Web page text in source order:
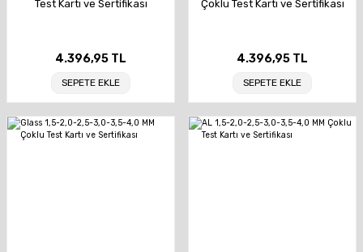
Test Kartı ve Sertifikası
4.396,95 TL
SEPETE EKLE
Çoklu Test Kartı ve Sertifikası
4.396,95 TL
SEPETE EKLE